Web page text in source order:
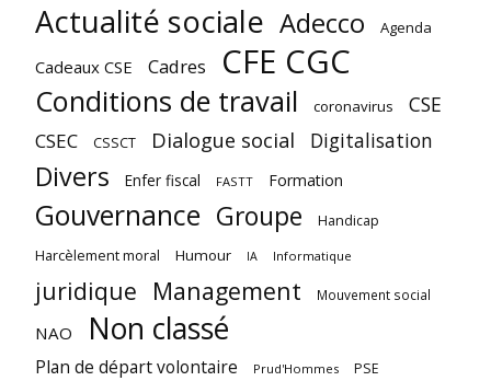
Actualité sociale Adecco Agenda
Cadeaux CSE Cadres CFE CGC
Conditions de travail coronavirus CSE
CSEC CSSCT Dialogue social Digitalisation
Divers Enfer fiscal FASTT Formation
Gouvernance Groupe Handicap
Harcèlement moral Humour IA Informatique
juridique Management Mouvement social
NAO Non classé
Plan de départ volontaire Prud'Hommes PSE